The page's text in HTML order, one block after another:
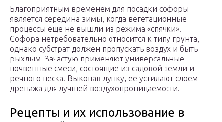
Благоприятным временем для посадки софоры
является середина зимы, когда вегетационные
процессы еще не вышли из режима «спячки».
Софора нетребовательно относится к типу грунта,
однако субстрат должен пропускать воздух и быть
рыхлым. Зачастую применяют универсальные
почвенные смеси, состоящие из садовой земли и
речного песка. Выкопав лунку, ее устилают слоем
дренажа для лучшей воздухопроницаемости.
Рецепты и их использование в